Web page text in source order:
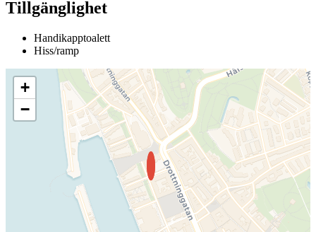
Tillgänglighet
Handikapptoalett
Hiss/ramp
+
−